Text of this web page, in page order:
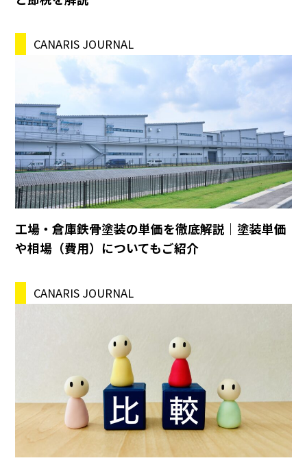
CANARIS JOURNAL
工場・倉庫鉄骨塗装の単価を徹底解説｜塗装単価
や相場（費用）についてもご紹介
CANARIS JOURNAL